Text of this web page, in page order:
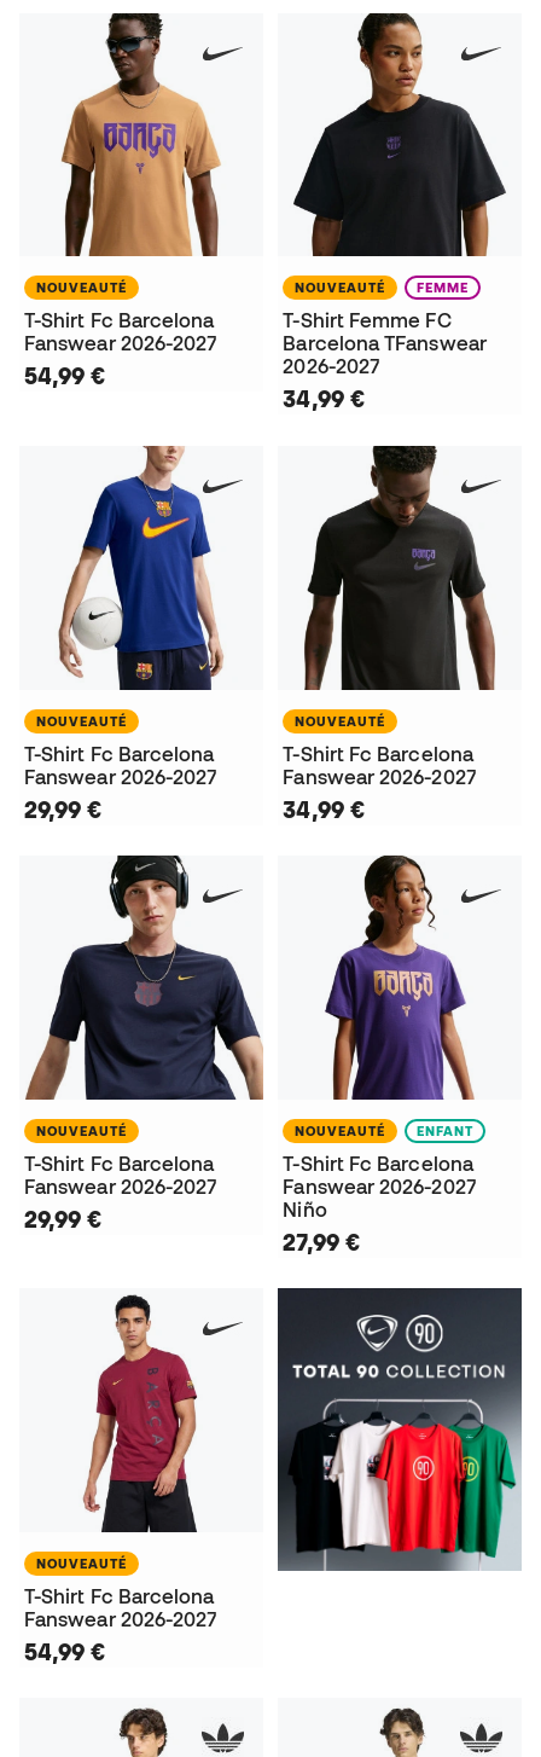
NOUVEAUTÉ
T-Shirt Fc Barcelona
Fanswear 2026-2027
54,99 €
NOUVEAUTÉ FEMME
T-Shirt Femme FC
Barcelona TFanswear
2026-2027
34,99 €
NOUVEAUTÉ
T-Shirt Fc Barcelona
Fanswear 2026-2027
29,99 €
NOUVEAUTÉ
T-Shirt Fc Barcelona
Fanswear 2026-2027
34,99 €
NOUVEAUTÉ
T-Shirt Fc Barcelona
Fanswear 2026-2027
29,99 €
NOUVEAUTÉ ENFANT
T-Shirt Fc Barcelona
Fanswear 2026-2027
Niño
27,99 €
NOUVEAUTÉ
T-Shirt Fc Barcelona
Fanswear 2026-2027
54,99 €